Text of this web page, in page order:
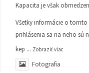
Kapacita je však
Všetky informácie o
prihlásenia sa na neho sú
kep ... Zobraziť viac
Fotografia